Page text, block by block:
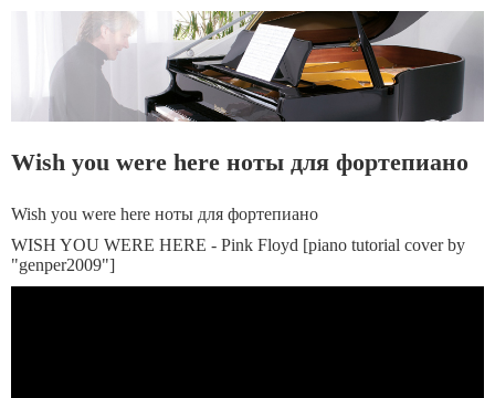
Wish you were here ноты для фортепиано
Wish you were here ноты для фортепиано
WISH YOU WERE HERE - Pink Floyd [piano tutorial cover by
"genper2009"]